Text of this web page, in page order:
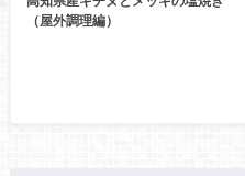
（屋外調理編）